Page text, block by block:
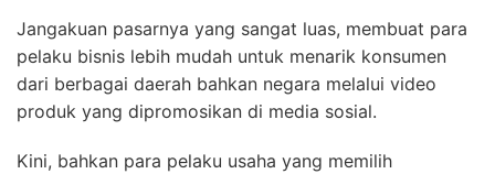
Jangakuan pasarnya yang sangat luas, membuat para
pelaku bisnis lebih mudah untuk menarik konsumen
dari berbagai daerah bahkan negara melalui video
produk yang dipromosikan di media sosial.
Kini, bahkan para pelaku usaha yang memilih